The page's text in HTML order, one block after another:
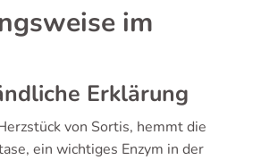
im
Erklärung
von Sortis, hemmt die
ein wichtiges Enzym in der